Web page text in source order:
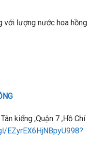
với lượng nước hoa hồng
kiểng ,Quận 7 ,Hồ Chí
EZyrEX6HjNBpyU998?